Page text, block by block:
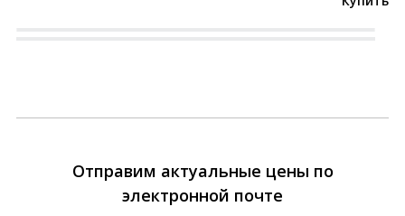
Отправим актуальные цены по
электронной почте